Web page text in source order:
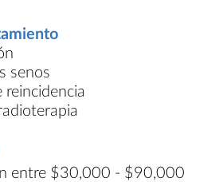
senos
reincidencia
entre $30,000 - $90,000